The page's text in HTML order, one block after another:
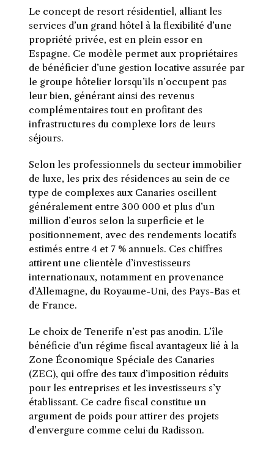
Le concept de resort résidentiel, alliant les
services d’un grand hôtel à la flexibilité d’une
propriété privée, est en plein essor en
Espagne. Ce modèle permet aux propriétaires
de bénéficier d’une gestion locative assurée par
le groupe hôtelier lorsqu’ils n’occupent pas
leur bien, générant ainsi des revenus
complémentaires tout en profitant des
infrastructures du complexe lors de leurs
séjours.
Selon les professionnels du secteur immobilier
de luxe, les prix des résidences au sein de ce
type de complexes aux Canaries oscillent
généralement entre 300 000 et plus d’un
million d’euros selon la superficie et le
positionnement, avec des rendements locatifs
estimés entre 4 et 7 % annuels. Ces chiffres
attirent une clientèle d’investisseurs
internationaux, notamment en provenance
d’Allemagne, du Royaume-Uni, des Pays-Bas et
de France.
Le choix de Tenerife n’est pas anodin. L’île
bénéficie d’un régime fiscal avantageux lié à la
Zone Économique Spéciale des Canaries
(ZEC), qui offre des taux d’imposition réduits
pour les entreprises et les investisseurs s’y
établissant. Ce cadre fiscal constitue un
argument de poids pour attirer des projets
d’envergure comme celui du Radisson.